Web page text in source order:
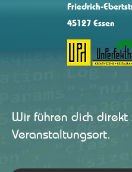
Friedrich-
45127 Essen
Wir führen dich direkt
Veranstaltungsort.